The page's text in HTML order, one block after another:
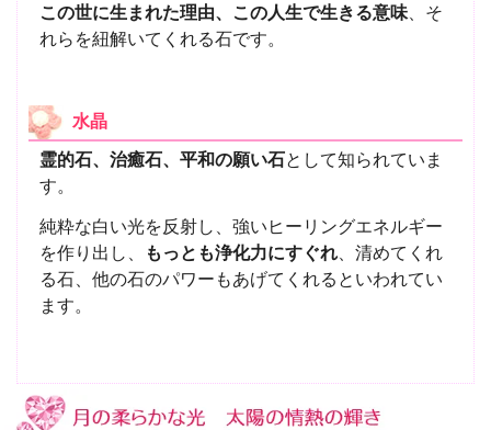
この世に生まれた理由、この人生で生きる意味 、そ
れらを紐解いてくれる石です。
水晶
霊的石、治癒石、平和の願い石として知られていま
す。
純粋な白い光を反射し、強いヒーリングエネルギー
を作り出し、
もっとも浄化力にすぐれ 、清めてくれ
る石、他の石のパワーもあげてくれるといわれてい
ます。